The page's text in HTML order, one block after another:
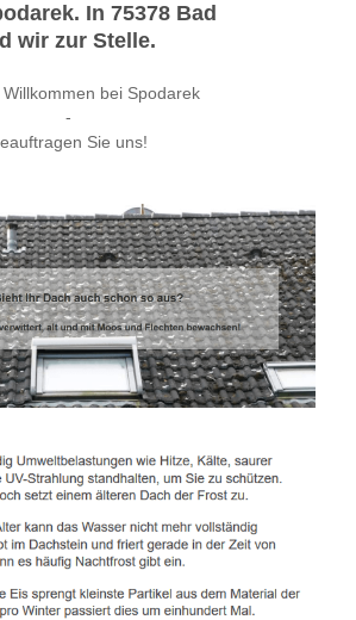
In 75378 Bad
wir zur Stelle.
Willkommen bei Spodarek
-
Sie uns!